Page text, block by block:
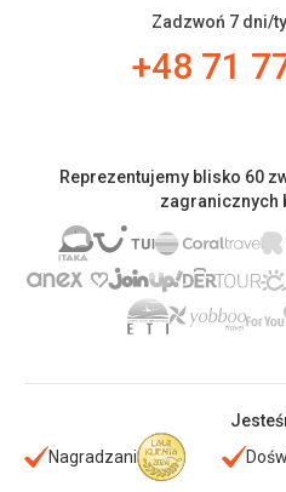
Zadzwoń 7 dni/
+48 71
Reprezentujemy blisko 60
zagranicznych
Nagradzani